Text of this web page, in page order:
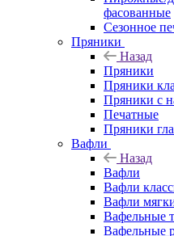
фасованные
Сезонное
Пряники
Назад
Пряники
Пряники
Пряники с
Печатные
Пряники
Вафли
Назад
Вафли
Вафли
Вафли
Вафельные
Вафельные